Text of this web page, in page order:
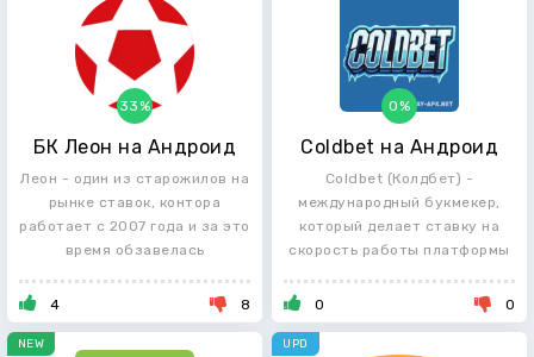
БК Леон на Андроид
33%
Леон - один из старожилов на
рынке ставок, контора
работает с 2007 года и за это
время обзавелась
4 8
Coldbet на Андроид
0%
Coldbet (Колдбет) -
международный букмекер,
который делает ставку на
скорость работы платформы
0
0
NEW UPD